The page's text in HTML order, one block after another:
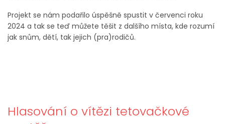
Projekt se nám podařilo úspěšně spustit v červenci roku
2024 a tak se teď můžete těšit z dalšího místa, kde rozumí
jak snům, dětí, tak jejich (pra)rodičů.
Hlasování o vítězi tetovačkové